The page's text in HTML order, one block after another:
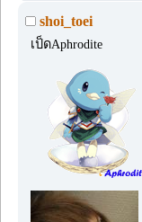
shoi_toei
เป็ดAphrodite